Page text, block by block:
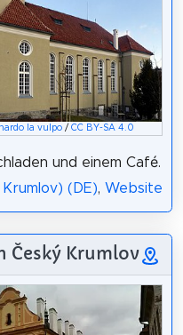
la vulpo /CC BY-SA 4.0
und einem Café.
(DE), Website
Český Krumlov